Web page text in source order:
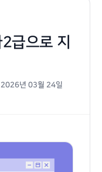
급으로 지
년 03월 24일